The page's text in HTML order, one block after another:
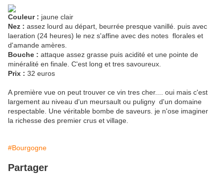
Couleur : jaune clair
Nez : assez lourd au départ, beurrée presque vanillé. puis avec
laeration (24 heures) le nez s'affine avec des notes florales et
d'amande amères.
Bouche : attaque assez grasse puis acidité et une pointe de
minéralité en finale. C'est long et tres savoureux.
Prix : 32 euros
A première vue on peut trouver ce vin tres cher.... oui mais c'est
largement au niveau d'un meursault ou puligny d'un domaine
respectable. Une véritable bombe de saveurs. je n'ose imaginer
la richesse des premier crus et village.
#Bourgogne
Partager